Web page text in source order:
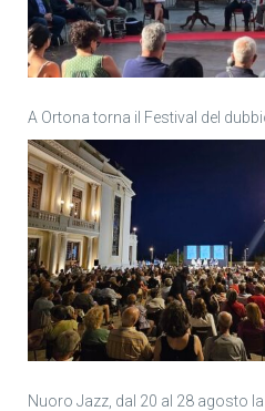
A Ortona torna il Festival del
Nuoro Jazz, dal 20 al 28 agosto